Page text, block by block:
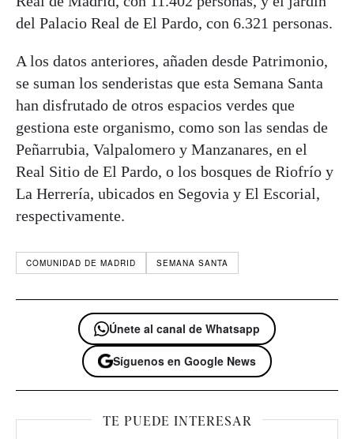
del Palacio Real de El Pardo, con 6.321 personas.
A los datos anteriores, añaden desde Patrimonio,
se suman los senderistas que esta Semana Santa
han disfrutado de otros espacios verdes que
gestiona este organismo, como son las sendas de
Peñarrubia, Valpalomero y Manzanares, en el
Real Sitio de El Pardo, o los bosques de Riofrío y
La Herrería, ubicados en Segovia y El Escorial,
respectivamente.
COMUNIDAD DE MADRID SEMANA SANTA
Únete al canal de Whatsapp
Síguenos en Google News
TE PUEDE INTERESAR